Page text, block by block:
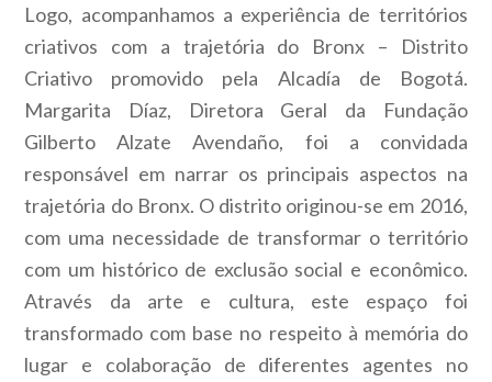
Logo, acompanhamos a experiência de territórios
criativos com a trajetória do Bronx – Distrito
Criativo promovido pela Alcadía de Bogotá.
Margarita Díaz, Diretora Geral da Fundação
Gilberto Alzate Avendaño, foi a convidada
responsável em narrar os principais aspectos na
trajetória do Bronx. O distrito originou-se em 2016,
com uma necessidade de transformar o território
com um histórico de exclusão social e econômico.
Através da arte e cultura, este espaço foi
transformado com base no respeito à memória do
lugar e colaboração de diferentes agentes no